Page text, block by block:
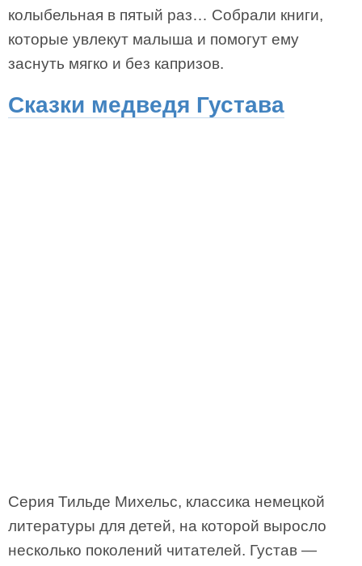
колыбельная в пятый раз… Собрали книги,
которые увлекут малыша и помогут ему
заснуть мягко и без капризов.
Сказки медведя Густава
Серия Тильде Михельс, классика немецкой
литературы для детей, на которой выросло
несколько поколений читателей. Густав —